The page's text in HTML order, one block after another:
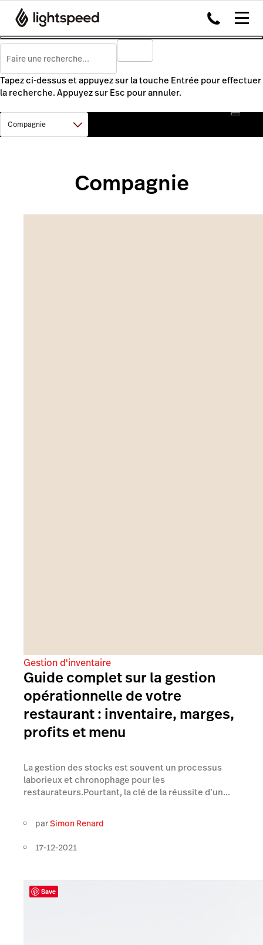
Tapez ci-dessus et appuyez sur la touche Entrée pour effectuer
la recherche. Appuyez sur Esc pour annuler.
Compagnie
Gestion d'inventaire
Guide complet sur la gestion
opérationnelle de votre
restaurant : inventaire, marges,
profits et menu
La gestion des stocks est souvent un processus
laborieux et chronophage pour les
restaurateurs.Pourtant, la clé de la réussite d’un...
parSimon Renard
17-12-2021
Save